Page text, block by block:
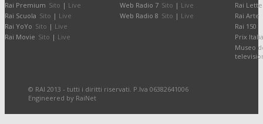
Rai Premium Sito | Live
Rai Scuola Sito | Live
Rai YoYo Sito | Live
Rai Movie Sito | Live
Web Radio 7 Sito | Live
Web Radio 8 Sito | Live
Rai
Rai Arte
Rai 150
Prix Italia
Museo
© RAI 2013 - tutti i diritti riservati. P.Iva 06382641006
Engineered by RaiNet